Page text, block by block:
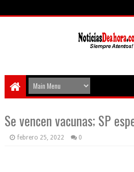
Se vencen vacunas; SP
febrero 25, 2022 0